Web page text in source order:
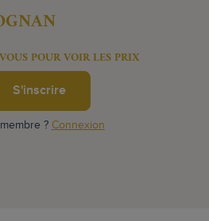
POUR VOIR LES PRIX
S'inscrire
? Connexion